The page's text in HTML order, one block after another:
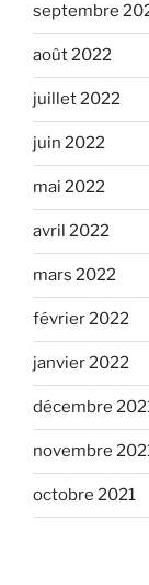
septembre
août 2022
juillet 2022
juin 2022
mai 2022
avril 2022
mars 2022
février 2022
janvier 2022
décembre
novembre
octobre 2021